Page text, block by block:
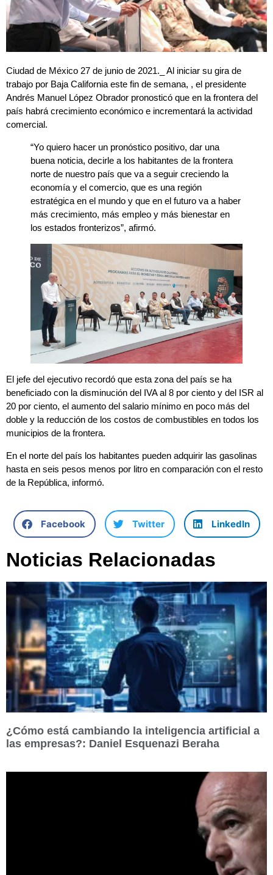
Ciudad de México 27 de junio de 2021._ Al iniciar su gira de
trabajo por Baja California este fin de semana, , el presidente
Andrés Manuel López Obrador pronosticó que en la frontera del
país habrá crecimiento económico e incrementará la actividad
comercial.
“Yo quiero hacer un pronóstico positivo, dar una
buena noticia, decirle a los habitantes de la frontera
norte de nuestro país que va a seguir creciendo la
economía y el comercio, que es una región
estratégica en el mundo y que en el futuro va a haber
más crecimiento, más empleo y más bienestar en
los estados fronterizos”, afirmó.
El jefe del ejecutivo recordó que esta zona del país se ha
beneficiado con la disminución del IVA al 8 por ciento y del ISR al
20 por ciento, el aumento del salario mínimo en poco más del
doble y la reducción de los costos de combustibles en todos los
municipios de la frontera.
En el norte del país los habitantes pueden adquirir las gasolinas
hasta en seis pesos menos por litro en comparación con el resto
de la República, informó.
Facebook Twitter LinkedIn
Noticias Relacionadas
¿Cómo está cambiando la inteligencia artificial a
las empresas?: Daniel Esquenazi Beraha